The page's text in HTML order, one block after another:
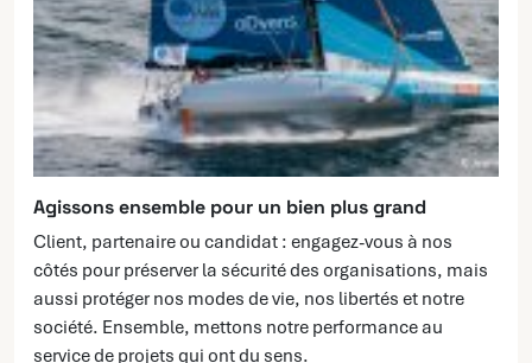
Agissons ensemble pour un bien plus grand
Client, partenaire ou candidat : engagez-vous à nos
côtés pour préserver la sécurité des organisations, mais
aussi protéger nos modes de vie, nos libertés et notre
société. Ensemble, mettons notre performance au
service de projets qui ont du sens.